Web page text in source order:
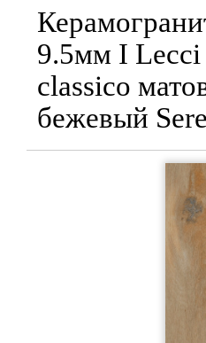
9.5мм I Lecci
classico
бежевый